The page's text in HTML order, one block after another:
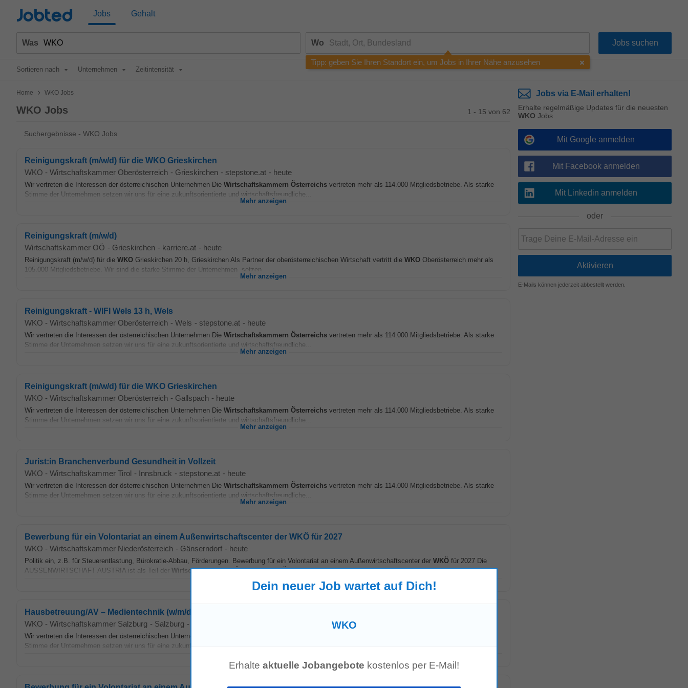
Jobted Jobs Gehalt
Was Wo
Tipp: geben Sie Ihren Standort ein, um Jobs in Ihrer Nähe anzusehen
Sortieren nach Unternehmen Zeitintensität
Home > WKO Jobs
WKO Jobs 1 - 15 von 62
Suchergebnisse - WKO Jobs
Reinigungskraft (m/w/d) für die WKO Grieskirchen
WKO - Wirtschaftskammer Oberösterreich - Grieskirchen - stepstone.at - heute
Wir vertreten die Interessen der österreichischen Unternehmen Die Wirtschaftskammern Österreichs vertreten mehr als 114.000 Mitgliedsbetriebe. Als starke
Stimme der Unternehmen setzen wir uns für eine zukunftsorientierte und wirtschaftsfreundliche...
Mehr anzeigen
Reinigungskraft (m/w/d)
Wirtschaftskammer OÖ - Grieskirchen - karriere.at - heute
Reinigungskraft (m/w/d) für die WKO Grieskirchen 20 h, Grieskirchen Als Partner der oberösterreichischen Wirtschaft vertritt die WKO Oberösterreich mehr als
105.000 Mitgliedsbetriebe. Wir sind die starke Stimme der Unternehmen, setzen...
Mehr anzeigen
Reinigungskraft - WIFI Wels 13 h, Wels
WKO - Wirtschaftskammer Oberösterreich - Wels - stepstone.at - heute
Wir vertreten die Interessen der österreichischen Unternehmen Die Wirtschaftskammern Österreichs vertreten mehr als 114.000 Mitgliedsbetriebe. Als starke
Stimme der Unternehmen setzen wir uns für eine zukunftsorientierte und wirtschaftsfreundliche...
Mehr anzeigen
Reinigungskraft (m/w/d) für die WKO Grieskirchen
WKO - Wirtschaftskammer Oberösterreich - Gallspach - heute
Wir vertreten die Interessen der österreichischen Unternehmen Die Wirtschaftskammern Österreichs vertreten mehr als 114.000 Mitgliedsbetriebe. Als starke
Stimme der Unternehmen setzen wir uns für eine zukunftsorientierte und wirtschaftsfreundliche...
Mehr anzeigen
Jurist:in Branchenverbund Gesundheit in Vollzeit
WKO - Wirtschaftskammer Tirol - Innsbruck - stepstone.at - heute
Wir vertreten die Interessen der österreichischen Unternehmen Die Wirtschaftskammern Österreichs vertreten mehr als 114.000 Mitgliedsbetriebe. Als starke
Stimme der Unternehmen setzen wir uns für eine zukunftsorientierte und wirtschaftsfreundliche...
Mehr anzeigen
Bewerbung für ein Volontariat an einem Außenwirtschaftscenter der WKÖ für 2027
WKO - Wirtschaftskammer Niederösterreich - Gänserndorf - heute
Politik ein, z.B. für Steuerentlastung, Bürokratie-Abbau, Förderungen. Bewerbung für ein Volontariat an einem Außenwirtschaftscenter der WKÖ für 2027 Die
AUSSENWIRTSCHAFT AUSTRIA ist als Teil der Wirtschaftskammer Österreich(WKÖ) Gesicht und Stimme...
Hausbetreuung/AV – Medientechnik (w/m/d) für die Wirtschaftskammer Salzburg
WKO - Wirtschaftskammer Salzburg - Salzburg -
Wir vertreten die Interessen der österreichischen Unternehmen Die
Stimme der Unternehmen setzen wir uns für eine zukunftsorientierte und wirtschaftsfreundliche...
Jobs via E-Mail erhalten!
Erhalte regelmäßige Updates für die neuesten
WKO Jobs
Mit Google anmelden
Mit Facebook anmelden
Mit Linkedin anmelden
oder
E-Mails können jederzeit abbestellt werden.
Dein neuer Job wartet auf Dich!
WKO
Erhalte aktuelle Jobangebote kostenlos per E-Mail!